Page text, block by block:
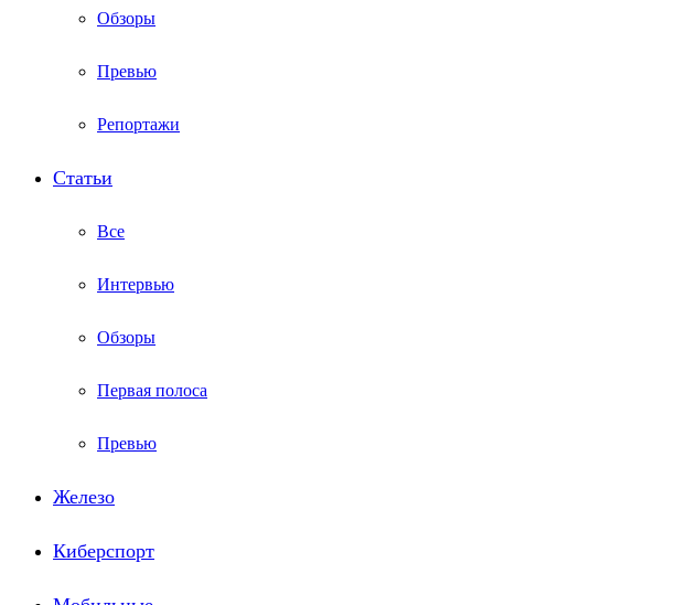
Обзоры
Превью
Репортажи
Статьи
Все
Интервью
Обзоры
Первая полоса
Превью
Железо
Киберспорт